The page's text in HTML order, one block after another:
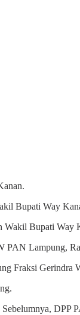
Bupati Way
Wakil Bupati Way
PAN Lampung,
Fraksi Gerindra
DPP